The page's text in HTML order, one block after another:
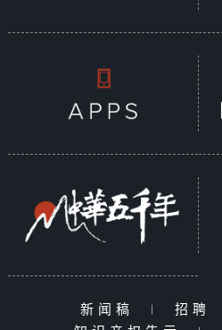
新闻稿 | 招聘